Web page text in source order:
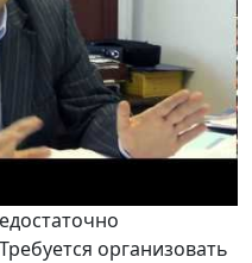
организовать